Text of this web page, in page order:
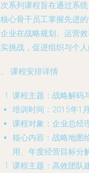
系列课程旨在通过系
心骨干员工掌握先进
业在战略规划、运营
挑战，促进组织与个人
课程安排详情
课程主题：战略解码
培训时间 ：2015年1
课程对象 ：企业总
核心内容 ：战略地
用、年度经营目标分
课程主题：高效团队